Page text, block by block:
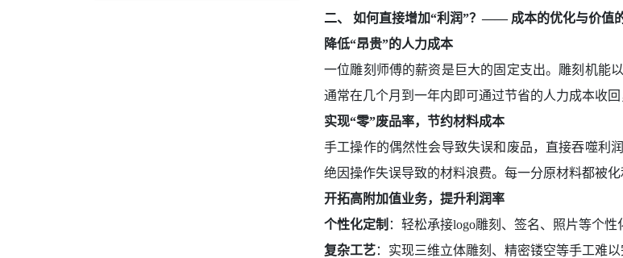
二、 如何直接增加“利润”？—— 成本的优化与价值
降低“昂贵”的人力成本
一位雕刻师傅的薪资是巨大的固定支出。雕刻机能
通常在几个月到一年内即可通过节省的人力成本收
实现“零”废品率，节约材料成本
手工操作的偶然性会导致失误和废品，直接吞噬利
绝因操作失误导致的材料浪费。每一分原材料都被化
开拓高附加值业务，提升利润率
个性化定制 ：轻松承接logo雕刻、签名、照片等个
复杂工艺：实现三维立体雕刻、精密镂空等手工难